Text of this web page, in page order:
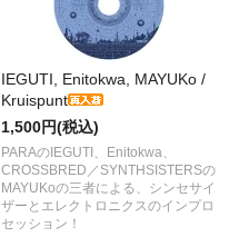
IEGUTI, Enitokwa, MAYUKo /
Kruispunt
1,500円(税込)
PARAのIEGUTI、Enitokwa、
CROSSBRED／SYNTHSISTERSの
MAYUKoの三者による、シンセサイ
ザーとエレクトロニクスのインプロ
セッション！